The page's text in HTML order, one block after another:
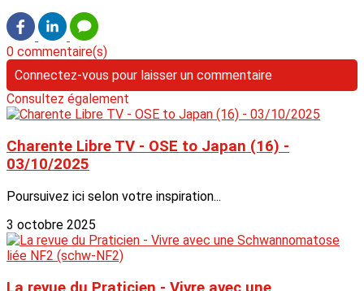
0 commentaire(s)
Connectez-vous pour laisser un commentaire
Consultez également
Charente Libre TV - OSE to Japan (16) -
03/10/2025
Poursuivez ici selon votre inspiration...
3 octobre 2025
La revue du Praticien - Vivre avec une